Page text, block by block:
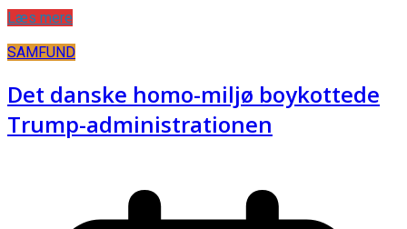
Læs mere
SAMFUND
Det danske homo-miljø boykottede
Trump-administrationen